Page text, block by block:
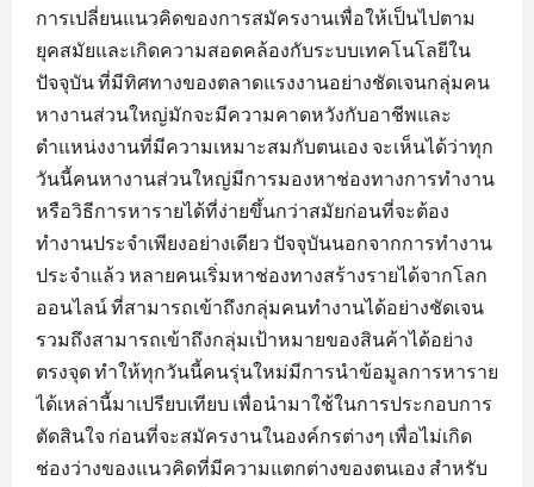
ข้อมูล
ใบ
สมัคร
การเปลี่ยนแนวคิดของการสมัครงานเพื่อให้เป็นไปตาม
ยุคสมัยและเกิดความสอดคล้องกับระบบเทคโนโลยีใน
ปัจจุบัน ที่มีทิศทางของตลาดแรงงานอย่างชัดเจนกลุ่มคน
หางานส่วนใหญ่มักจะมีความคาดหวังกับอาชีพและ
ตำแหน่งงานที่มีความเหมาะสมกับตนเอง จะเห็นได้ว่าทุก
วันนี้คนหางานส่วนใหญ่มีการมองหาช่องทางการทำงาน
หรือวิธีการหารายได้ที่ง่ายขึ้นกว่าสมัยก่อนที่จะต้อง
ทำงานประจำเพียงอย่างเดียว ปัจจุบันนอกจากการทำงาน
ประจำแล้ว หลายคนเริ่มหาช่องทางสร้างรายได้จากโลก
ออนไลน์ ที่สามารถเข้าถึงกลุ่มคนทำงานได้อย่างชัดเจน
รวมถึงสามารถเข้าถึงกลุ่มเป้าหมายของสินค้าได้อย่าง
ตรงจุด ทำให้ทุกวันนี้คนรุ่นใหม่มีการนำข้อมูลการหาราย
ได้เหล่านี้มาเปรียบเทียบ เพื่อนำมาใช้ในการประกอบการ
ตัดสินใจ ก่อนที่จะสมัครงานในองค์กรต่างๆ เพื่อไม่เกิด
ช่องว่างของแนวคิดที่มีความแตกต่างของตนเอง สำหรับ